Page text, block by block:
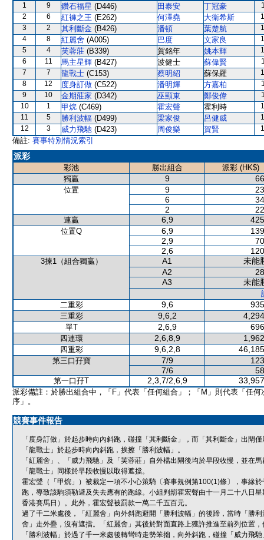
1 9 鑽石福星 (D446) 田泰安 丁冠豪
2
6 紅褲之王 (E262) 何澤堯 大衛希斯
3
2 其利斷金 (B426) 潘頓 葉楚航
4
8 紅麗舍 (A005) 巴度 文家良
5
4 芙蓉莊 (B339) 賀銘年 姚本輝
6
11 馬主星輝 (B427) 波健士 蘇偉賢
7
7 龍戰士 (C153) 蔡明紹 蘇保羅
8
12 度身訂做 (C522) 潘明輝 方嘉柏
9
10 金期莊家 (D342) 巫顯東 鄭俊偉
10
1 甲烷 (C469) 霍宏聲 霍利時
11
5 勝利波幅 (D499) 梁家俊 呂健威
12
3 威力飛馳 (D423) 周俊樂 賀賢
備註: 賽事特別情況索引
派彩
彩池 勝出組合
派彩 (HK$)
獨贏
9
位置 9
6
2
連贏 6,9
位置Q 6,9
2,9
2,6
3揀1（組合獨贏） A1
未能
A2
A3
未能
二重彩
9,6
三重彩 9,6,2
單T 2,6,9
四連環 2,6,8,9
四重彩 9,6,2,8
第三口孖寶 7/9
7/6
第一口孖T 2,3,7/2,6,9
派彩備註：於勝出組合中，「F」代表「任何組合」；「M」則代表「任何
序」。
競賽事件報告
「度身訂做」於起步時向內斜跑，碰撞「其利斷金」，而「其利斷金」出閘
「龍戰士」於起步時向內斜跑，挨擦「勝利波幅」。
「紅麗舍」、「威力飛馳」及「芙蓉莊」自外檔出閘後均於早段收慢，並在
「龍戰士」同樣於早段收慢以取得遮擋。
霍宏聲（「甲烷」）被裁定一項不小心策騎〔賽事規例第100(1)條〕，事緣
跑，導致該駒須勒避及失去應有的跑線。小組判罰霍宏聲由十一月二十八日
香港賽馬日）。此外，霍宏聲被罰款一萬二千五百元。
過了千二米處後，「紅麗舍」向外斜跑避開「勝利波幅」的後蹄，當時「勝
舍」走外疊，沒有遮擋。「紅麗舍」其後於對面直路上獲許推進至前列位置
「勝利波幅」於過了千一米處後轉彎時走勢笨拙，向外斜跑，碰撞「威力飛